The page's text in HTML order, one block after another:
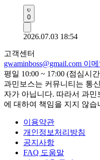
0
2026.07.03 18:54
고객센터
gwaminboss@gmail.com 이
평일 10:00 ~ 17:00 (점심시
과민보스는 커뮤니티는 통
자가 아닙니다. 따라서 과
에 대하여 책임을 지지 않습
이용약관
개인정보처리방침
공지사항
FAQ 도움말